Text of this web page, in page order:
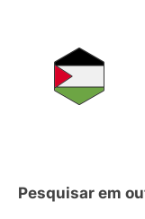
Pesquisar em